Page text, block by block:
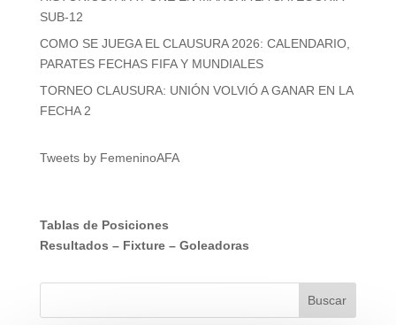
SUB-12
COMO SE JUEGA EL CLAUSURA 2026: CALENDARIO,
PARATES FECHAS FIFA Y MUNDIALES
TORNEO CLAUSURA: UNIÓN VOLVIÓ A GANAR EN LA
FECHA 2
Tweets by FemeninoAFA
Tablas de Posiciones
Resultados – Fixture– Goleadoras